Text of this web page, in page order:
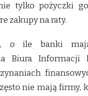
tylko pożyczki
zakupy na raty.
o ile banki
Biura Informacji
nie mają firmy,